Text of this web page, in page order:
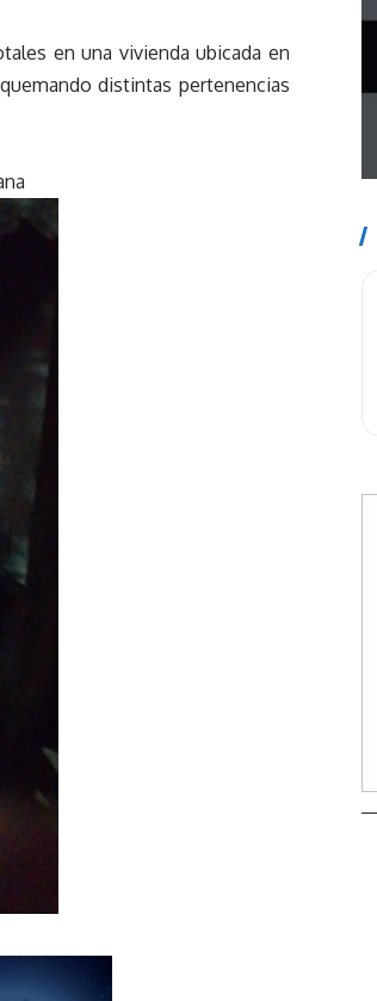
en una vivienda ubicada en
distintas pertenencias